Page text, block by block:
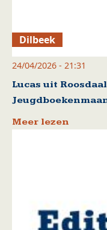
Dilbeek
24/04/2026 - 21:31
Lucas uit
Meer lezen